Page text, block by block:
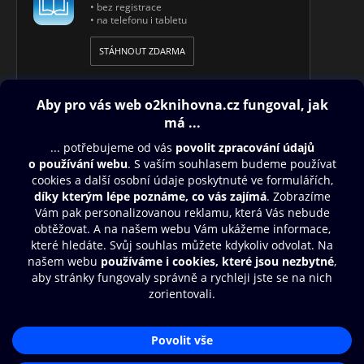
• bez registrace
• na telefonu i tabletu
STÁHNOUT ZDARMA
Obsah ke stažení
Moje O2 Knihovna
Další zábava
© O2 Czech Republic a.s.
Zásady zpracování osobních údajůAplikace O2 Knihovna